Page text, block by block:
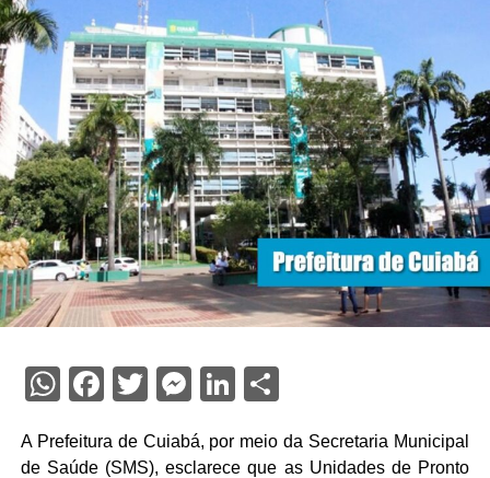
WhatsApp
Facebook
Twitter
Messenger
LinkedIn
Share
A Prefeitura de Cuiabá, por meio da Secretaria Municipal
de Saúde (SMS), esclarece que as Unidades de Pronto